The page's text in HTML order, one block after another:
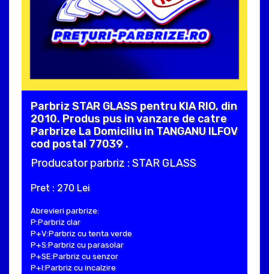
Parbriz STAR GLASS pentru KIA RIO, din
2010. Produs pus in vanzare de catre
Parbrize La Domiciliu in TANGANU ILFOV
cod postal 77039 .
Producator parbriz : STAR GLASS
Pret : 270 Lei
Abrevieri parbrize:
P:Parbriz clar
P+V:Parbriz cu tenta verde
P+S:Parbriz cu parasolar
P+SE:Parbriz cu senzor
P+I:Parbriz cu incalzire